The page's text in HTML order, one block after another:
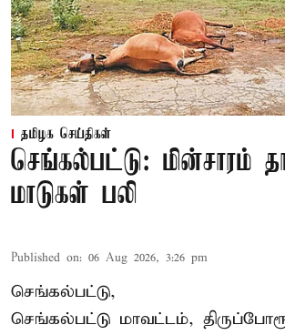
தமிழக செய்திகள்
செங்கல்பட்டு: மின்சாரம்
மாடுகள் பலி
Published on: 06 Aug 2026, 3:26 pm
செங்கல்பட்டு,
செங்கல்பட்டு மாவட்டம்,